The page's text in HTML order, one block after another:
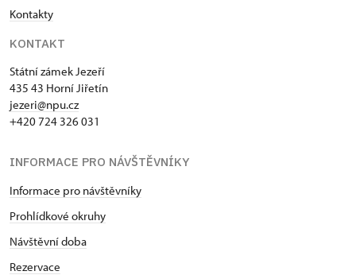
Kontakty
KONTAKT
Státní zámek Jezeří
435 43 Horní Jiřetín
jezeri@npu.cz
+420 724 326 031
INFORMACE PRO NÁVŠTĚVNÍKY
Informace pro návštěvníky
Prohlídkové okruhy
Návštěvní doba
Rezervace